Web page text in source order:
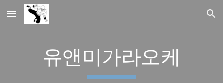
Skip to main content Skip to navigation
유앤미가라오케